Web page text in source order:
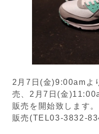
2月7日(金)9:00amよ
売、2月7日(金
販売を開始致します
販売(TEL03-3832-